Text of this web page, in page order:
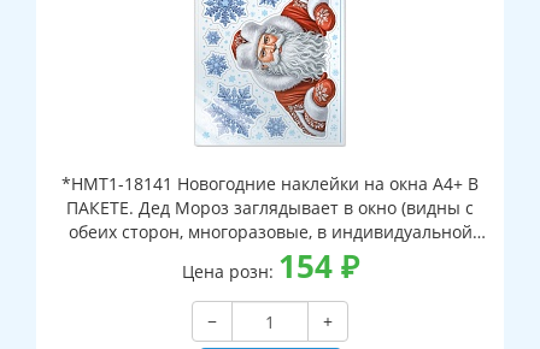
*НМТ1-18141 Новогодние наклейки на окна А4+ В
ПАКЕТЕ. Дед Мороз заглядывает в окно (видны с
обеих сторон, многоразовые, в индивидуальной
упаковке, с европодвесом и клеевым клапаном)
Цена розн: 154₽
−
+